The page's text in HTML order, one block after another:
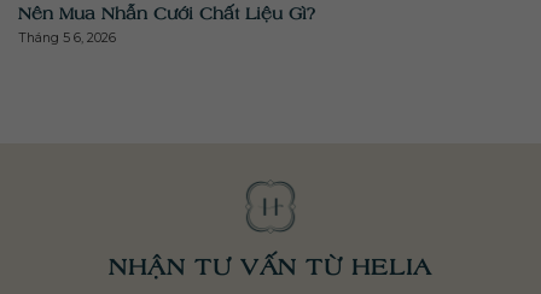
Nên Mua Nhẫn Cưới Chất Liệu Gì?
Tháng 5 6, 2026
NHẬN TƯ VẤN TỪ HELIA